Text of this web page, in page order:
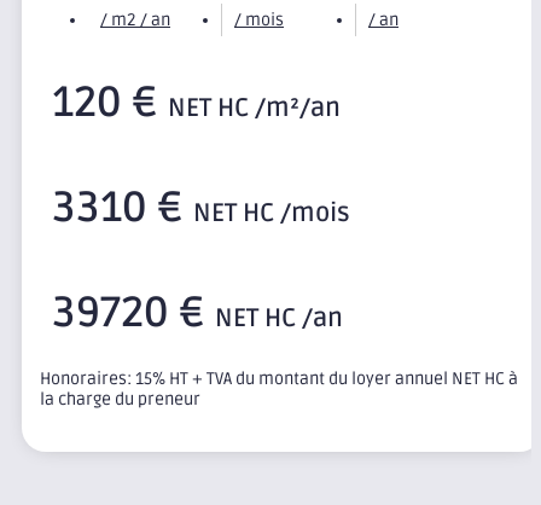
/ m2 / an / mois / an
120 € NET HC /m²/an
3310 € NET HC /mois
39720 € NET HC /an
Honoraires: 15% HT + TVA du montant du loyer annuel NET HC à
la charge du preneur